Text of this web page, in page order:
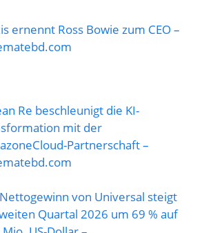
ernennt Ross Bowie zum CEO –
Re beschleunigt die KI-
mit der
Partnerschaft –
von Universal steigt
Quartal 2026 um 69 % auf